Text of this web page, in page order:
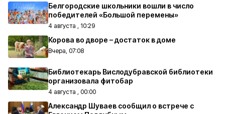
Белгородские школьники вошли в число
победителей «Большой перемены»
4 августа , 10:29
Корова во дворе – достаток в доме
Вчера, 07:08
Библиотекарь Вислодубравской библиотеки
организовала фитобар
4 августа , 00:00
Александр Шуваев сообщил о встрече с